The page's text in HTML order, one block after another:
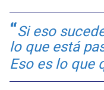
Si eso
lo que está
Eso es lo que